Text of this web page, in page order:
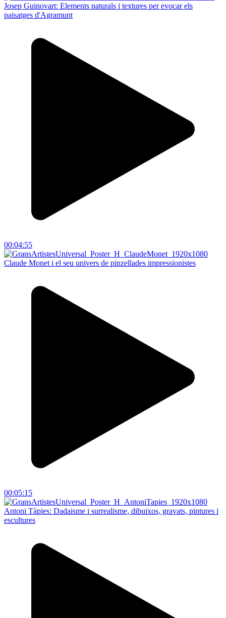
Josep Guinovart: Elements naturals i textures per evocar els
paisatges d'Agramunt
00:04:55
Claude Monet i el seu univers de pinzellades impressionistes
00:05:15
Antoni Tàpies: Dadaisme i surrealisme, dibuixos, gravats, pintures i
escultures